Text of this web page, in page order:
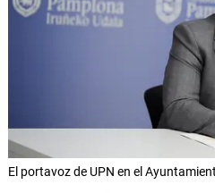
El portavoz de UPN en el